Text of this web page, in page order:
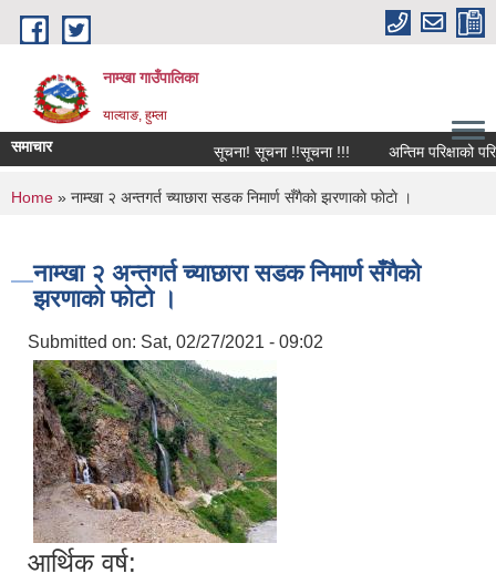
Skip to main content
नाम्खा गाउँपालिका
याल्वाङ, हुम्ला
समाचार सूचना! सूचना !!सूचना !!! अन्तिम परिक्षाको
You are here
Home » नाम्खा २ अन्तगर्त च्याछारा सडक निमार्ण सँगैकाे झरणाकाे फाेटाे ।
नाम्खा २ अन्तगर्त च्याछारा सडक निमार्ण सँगैकाे
झरणाकाे फाेटाे ।
Submitted on: Sat, 02/27/2021 - 09:02
आर्थिक वर्ष: